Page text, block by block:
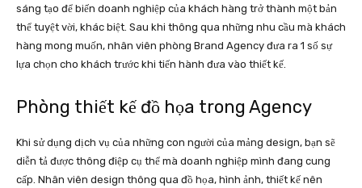
sáng tạo để biến doanh nghiệp của khách hàng trở thành một bản
thể tuyệt vời, khác biệt. Sau khi thông qua những nhu cầu mà khách
hàng mong muốn, nhân viên phòng Brand Agency đưa ra 1 số sự
lựa chọn cho khách trước khi tiến hành đưa vào thiết kế.
Phòng thiết kế đồ họa trong Agency
Khi sử dụng dịch vụ của những con người của mảng design, bạn sẽ
diễn tả được thông điệp cụ thể mà doanh nghiệp mình đang cung
cấp. Nhân viên design thông qua đồ họa, hình ảnh, thiết kế nên